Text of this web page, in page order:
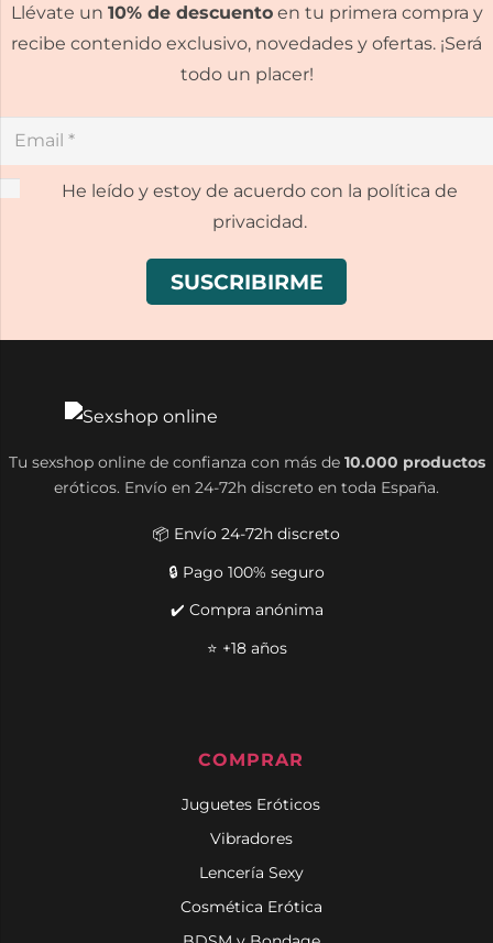
Llévate un 10% de descuentoen tu primera compra y
recibe contenido exclusivo, novedades y ofertas. ¡Será
todo un placer!
He leído y estoy de acuerdo con la política de
privacidad.
Tu sexshop online de confianza con más de 10.000 productos
eróticos. Envío en 24-72h discreto en toda España.
📦 Envío 24-72h discreto
🔒 Pago 100% seguro
✔️ Compra anónima
⭐ +18 años
COMPRAR
Juguetes Eróticos
Vibradores
Lencería Sexy
Cosmética Erótica